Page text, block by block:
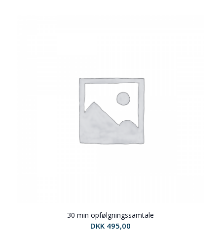
30 min opfølgningssamtale
DKK 495,00